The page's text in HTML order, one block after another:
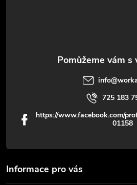
Informace pro vás
info@
725 183
https://www.facebook.com/
01158